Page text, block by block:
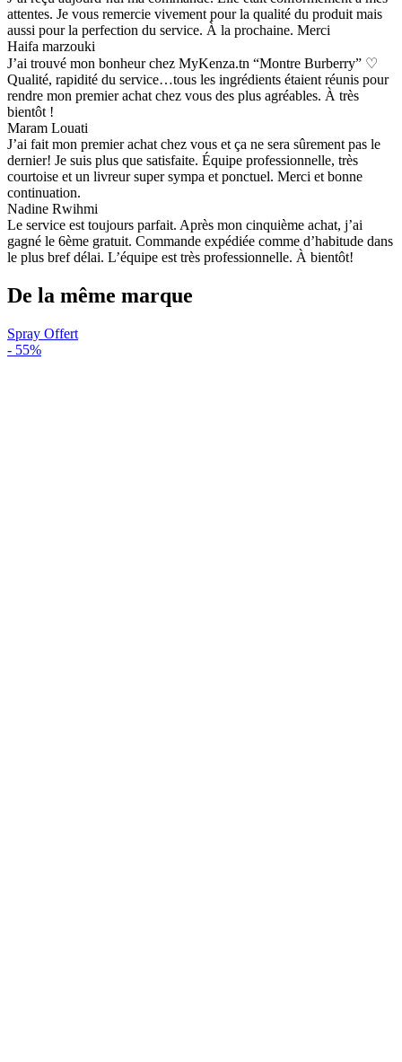
attentes. Je vous remercie vivement pour la qualité du produit mais
aussi pour la perfection du service. À la prochaine. Merci
Haifa marzouki
J’ai trouvé mon bonheur chez MyKenza.tn “Montre Burberry” ♡
Qualité, rapidité du service…tous les ingrédients étaient réunis pour
rendre mon premier achat chez vous des plus agréables. À très
bientôt !
Maram Louati
J’ai fait mon premier achat chez vous et ça ne sera sûrement pas le
dernier! Je suis plus que satisfaite. Équipe professionnelle, très
courtoise et un livreur super sympa et ponctuel. Merci et bonne
continuation.
Nadine Rwihmi
Le service est toujours parfait. Après mon cinquième achat, j’ai
gagné le 6ème gratuit. Commande expédiée comme d’habitude dans
le plus bref délai. L’équipe est très professionnelle. À bientôt!
De la même marque
Spray Offert
- 55%